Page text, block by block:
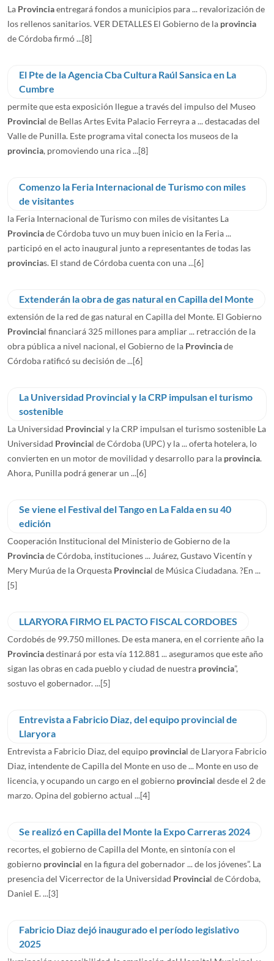
La Provinciaentregará fondos a municipios para ... revalorización de
los rellenos sanitarios. VER DETALLES El Gobierno de la provincia
de Córdoba firmó ...[8]
El Pte de la Agencia Cba Cultura Raúl Sansica en La
Cumbre
permite que esta exposición llegue a través del impulso del Museo
Provincial de Bellas Artes Evita Palacio Ferreyra a ... destacadas del
Valle de Punilla. Este programa vital conecta los museos de la
provincia, promoviendo una rica ...[8]
Comenzo la Feria Internacional de Turismo con miles
de visitantes
la Feria Internacional de Turismo con miles de visitantes La
Provinciade Córdoba tuvo un muy buen inicio en la Feria ...
participó en el acto inaugural junto a representantes de todas las
provincias. El stand de Córdoba cuenta con una ...[6]
Extenderán la obra de gas natural en Capilla del Monte
extensión de la red de gas natural en Capilla del Monte. El Gobierno
Provincial financiará 325 millones para ampliar ... retracción de la
obra pública a nivel nacional, el Gobierno de la Provinciade
Córdoba ratificó su decisión de ...[6]
La Universidad Provincial y la CRP impulsan el turismo
sostenible
La Universidad Provincial y la CRP impulsan el turismo sostenible La
Universidad Provincial de Córdoba (UPC) y la ... oferta hotelera, lo
convierten en un motor de movilidad y desarrollo para la provincia.
Ahora, Punilla podrá generar un ...[6]
Se viene el Festival del Tango en La Falda en su 40
edición
Cooperación Institucional del Ministerio de Gobierno de la
Provinciade Córdoba, instituciones ... Juárez, Gustavo Vicentín y
Mery Murúa de la Orquesta Provincial de Música Ciudadana. ?️En ...
[5]
LLARYORA FIRMO EL PACTO FISCAL CORDOBES
Cordobés de 99.750 millones. De esta manera, en el corriente año la
Provinciadestinará por esta vía 112.881 ... aseguramos que este año
sigan las obras en cada pueblo y ciudad de nuestra provincia”,
sostuvo el gobernador. ...[5]
Entrevista a Fabricio Diaz, del equipo provincial de
Llaryora
Entrevista a Fabricio Diaz, del equipo provincial de Llaryora Fabricio
Diaz, intendente de Capilla del Monte en uso de ... Monte en uso de
licencia, y ocupando un cargo en el gobierno provincial desde el 2 de
marzo. Opina del gobierno actual ...[4]
Se realizó en Capilla del Monte la Expo Carreras 2024
recortes, el gobierno de Capilla del Monte, en sintonía con el
gobierno provincial en la figura del gobernador ... de los jóvenes”. La
presencia del Vicerrector de la Universidad Provincial de Córdoba,
Daniel E. ...[3]
Fabricio Diaz dejó inaugurado el período legislativo
2025